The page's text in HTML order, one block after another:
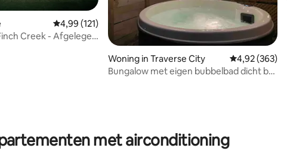
uit 5, 535 recensies
Gemiddelde beoordeling van 4,99 uit 5, 121 recensies
4,99 (121)
Creek - Afgelegen
Woning in Traverse City Gemiddelde
4,92 (363)
Bungalow met eigen bubbelbad dicht bij
met airconditioning